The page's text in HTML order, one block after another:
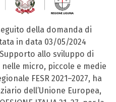
seguito della domanda di
in data 03/05/2024
allo sviluppo di
micro, piccole e medie
FESR 2021–2027, ha
dell’Unione Europea,